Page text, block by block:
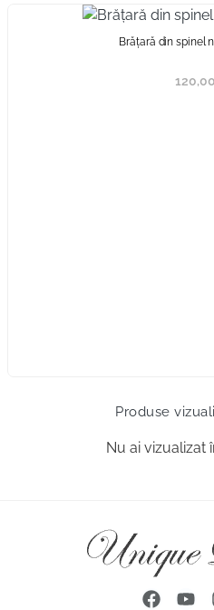
Brățară din spinel
120,00
Produse
Nu ai vizualizat